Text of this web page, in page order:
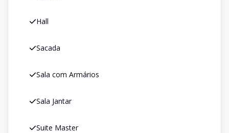
Hall
Sacada
Sala com Armários
Sala Jantar
Suite Master